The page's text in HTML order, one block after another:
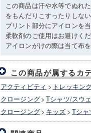
この商品は汗や水等でぬれ
をもんだりこすったりしない
プリント部分にアイロンを
柔軟剤のご使用はお避けくだ
アイロンがけの際は当て布
この商品が属するカ
アクティビティ > トレッキン
クロージング> Tシャツ/スウ
クロージング> キッズ > Tシャ